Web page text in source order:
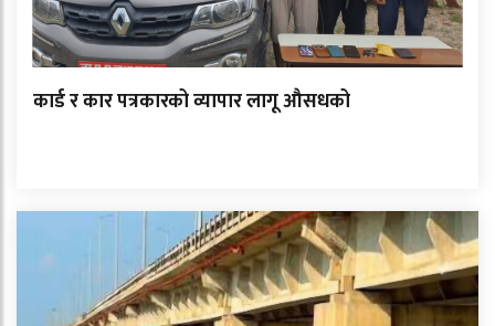
कार्ड र कार पत्रकारको व्यापार लागू औसधको